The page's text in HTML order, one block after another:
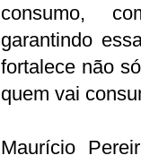
consumo,
garantindo
fortalece não
quem vai
Maurício